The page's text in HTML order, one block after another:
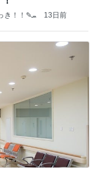
高校生Dヲタ Ꭰ-ᎮꭵꭹꭴのDisneyにっき！！✎ܚ 13日前